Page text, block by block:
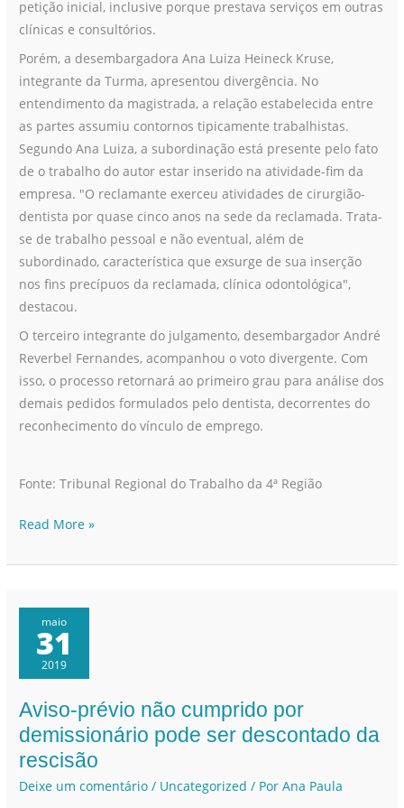
petição inicial, inclusive porque prestava serviços em outras
clínicas e consultórios.
Porém, a desembargadora Ana Luiza Heineck Kruse,
integrante da Turma, apresentou divergência. No
entendimento da magistrada, a relação estabelecida entre
as partes assumiu contornos tipicamente trabalhistas.
Segundo Ana Luiza, a subordinação está presente pelo fato
de o trabalho do autor estar inserido na atividade-fim da
empresa. "O reclamante exerceu atividades de cirurgião-
dentista por quase cinco anos na sede da reclamada. Trata-
se de trabalho pessoal e não eventual, além de
subordinado, característica que exsurge de sua inserção
nos fins precípuos da reclamada, clínica odontológica",
destacou.
O terceiro integrante do julgamento, desembargador André
Reverbel Fernandes, acompanhou o voto divergente. Com
isso, o processo retornará ao primeiro grau para análise dos
demais pedidos formulados pelo dentista, decorrentes do
reconhecimento do vínculo de emprego.
Fonte: Tribunal Regional do Trabalho da 4ª Região
Read More »
maio
31
2019
Aviso-prévio não cumprido por
demissionário pode ser descontado da
rescisão
Deixe um comentário / Uncategorized / PorAna Paula
Aviso-
prévio
não